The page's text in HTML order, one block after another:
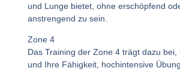
und Lunge bietet, ohne erschöpfend
anstrengend zu sein.
Zone 4
Das Training der Zone 4 trägt dazu bei,
und Ihre Fähigkeit, hochintensive